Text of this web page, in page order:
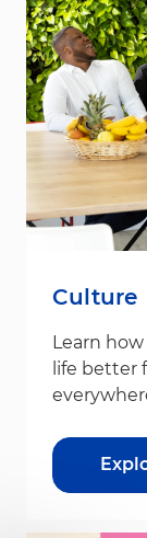
Culture
Learn
life better